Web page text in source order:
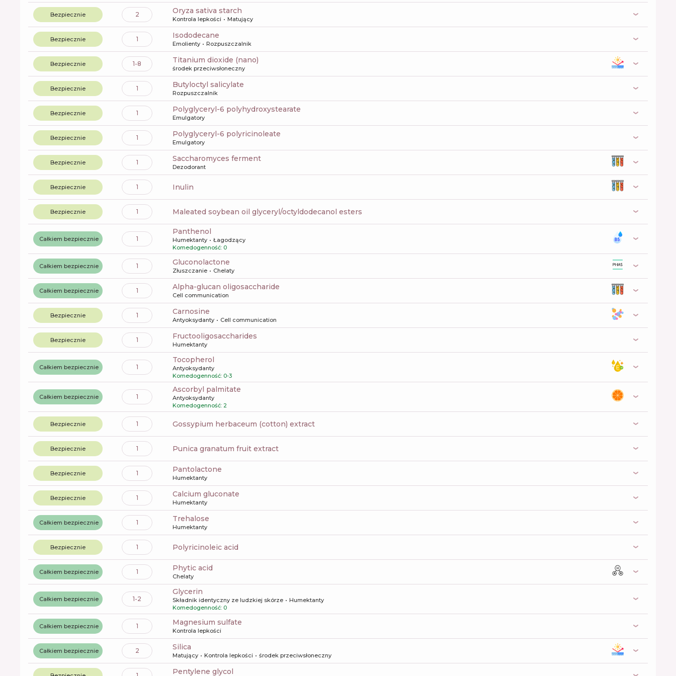
Bezpiecznie 2 oryza sativa starch
Kontrola lepkości Matujący
Bezpiecznie 1 isododecane
Emolienty Rozpuszczalnik
Bezpiecznie 1-8 titanium dioxide (nano)
środek przeciwsłoneczny
Bezpiecznie 1 butyloctyl salicylate
Rozpuszczalnik
Bezpiecznie 1 polyglyceryl-6 polyhydroxystearate
Emulgatory
Bezpiecznie 1 polyglyceryl-6 polyricinoleate
Emulgatory
Bezpiecznie 1 saccharomyces ferment
Dezodorant
Bezpiecznie 1 inulin
Bezpiecznie 1 maleated soybean oil glyceryl/octyldodecanol esters
Całkiem bezpiecznie 1
panthenol
Humektanty
Łagodzący
Komedogenność: 0
Całkiem bezpiecznie 1 gluconolactone
Złuszczanie Chelaty
Całkiem bezpiecznie 1 alpha-glucan oligosaccharide
Cell communication
Bezpiecznie 1 carnosine
Antyoksydanty Cell communication
Bezpiecznie 1 fructooligosaccharides
Humektanty
Całkiem bezpiecznie 1
tocopherol
Antyoksydanty
Komedogenność: 0-3
Całkiem bezpiecznie 1
ascorbyl palmitate
Antyoksydanty
Komedogenność: 2
Bezpiecznie 1 gossypium herbaceum (cotton) extract
Bezpiecznie 1 punica granatum fruit extract
Bezpiecznie 1 pantolactone
Humektanty
Bezpiecznie 1 calcium gluconate
Humektanty
Całkiem bezpiecznie 1 trehalose
Humektanty
Bezpiecznie 1 polyricinoleic acid
Całkiem bezpiecznie 1 phytic acid
Chelaty
Całkiem bezpiecznie 1-2
glycerin
Składnik identyczny ze ludzkiej skórze
Humektanty
Komedogenność: 0
Całkiem bezpiecznie 1 magnesium sulfate
Kontrola lepkości
Całkiem bezpiecznie 2 silica
Matujący Kontrola lepkości środek przeciwsłoneczny
pentylene glycol